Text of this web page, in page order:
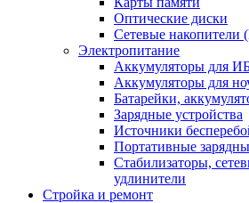
Оптические диски
Сетевые накопители
Электропитание
Аккумуляторы для
Аккумуляторы для
Батарейки,
Зарядные устройства
Источники
Портативные
Стабилизаторы,
удлинители
Стройка и ремонт